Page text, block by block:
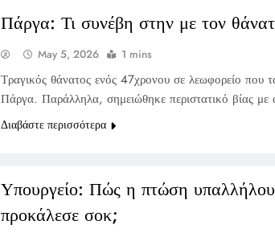
Πάργα: Τι συνέβη στην με τον
May 5, 2026 1 mins
Τραγικός θάνατος ενός 47χρονου σε λεωφορείο που
Πάργα. Παράλληλα, σημειώθηκε περιστατικό βίας με
Διαβάστε περισσότερα
Υπουργείο: Πώς η πτώση
προκάλεσε σοκ;